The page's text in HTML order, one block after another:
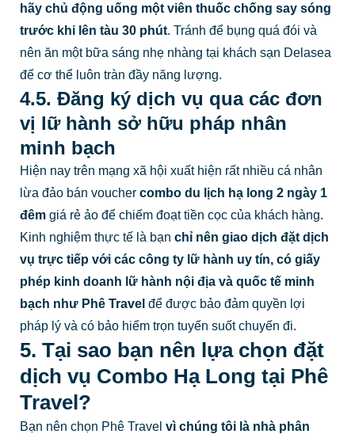
hãy chủ động uống một viên thuốc chống say sóng
trước khi lên tàu 30 phút. Tránh để bụng quá đói và
nên ăn một bữa sáng nhẹ nhàng tại khách sạn Delasea
để cơ thể luôn tràn đầy năng lượng.
4.5. Đăng ký dịch vụ qua các đơn
vị lữ hành sở hữu pháp nhân
minh bạch
Hiện nay trên mạng xã hội xuất hiện rất nhiều cá nhân
lừa đảo bán voucher combo du lịch hạ long 2 ngày 1
đêmgiá rẻ ảo để chiếm đoạt tiền cọc của khách hàng.
Kinh nghiệm thực tế là bạn chỉ nên giao dịch đặt dịch
vụ trực tiếp với các công ty lữ hành uy tín, có giấy
phép kinh doanh lữ hành nội địa và quốc tế minh
bạch như Phê Travel để được bảo đảm quyền lợi
pháp lý và có bảo hiểm trọn tuyến suốt chuyến đi.
5. Tại sao bạn nên lựa chọn đặt
dịch vụ Combo Hạ Long tại Phê
Travel?
Bạn nên chọn Phê Travel vì chúng tôi là nhà phân